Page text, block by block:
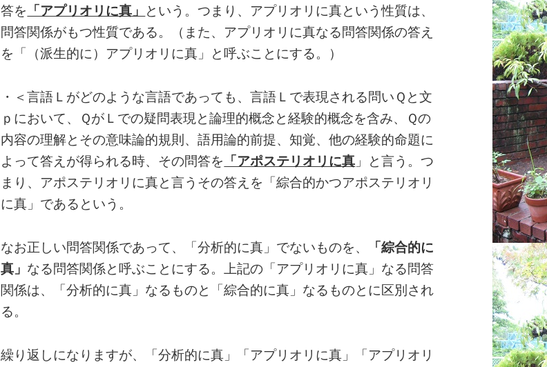
答を 「アプリオリに真」 という。つまり、アプリオリに真という性質は、
問答関係がもつ性質である。（また、アプリオリに真なる問答関係の答え
を「（派生的に）アプリオリに真」と呼ぶことにする。）
・＜言語Ｌがどのような言語であっても、言語Ｌで表現される問いＱと文
ｐにおいて、ＱがＬでの疑問表現と論理的概念と経験的概念を含み、Ｑの
内容の理解とその意味論的規則、語用論的前提、知覚、他の経験的命題に
よって答えが得られる時、その問答を 「アポステリオリに真 」と言う。つ
まり、アポステリオリに真と言うその答えを「綜合的かつアポステリオリ
に真」であるという。
なお正しい問答関係であって、「分析的に真」でないものを、
「綜合的に
真」 なる問答関係と呼ぶことにする。上記の「アプリオリに真」なる問答
関係は、「分析的に真」なるものと「綜合的に真」なるものとに区別され
る。
繰り返しになりますが、「分析的に真」「アプリオリに真」「アプリオリ